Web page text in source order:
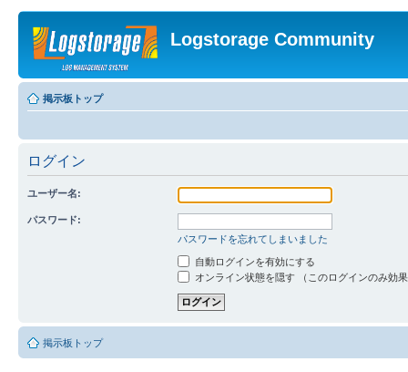
Logstorage Community
掲示板トップ
ログイン
ユーザー名:
パスワード:
パスワードを忘れてしまいました
自動ログインを有効にする
オンライン状態を隠す （このログインのみ効
掲示板トップ